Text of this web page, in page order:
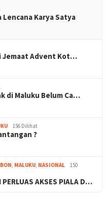
Lencana Karya Satya
Jemaat Advent Kot…
di Maluku Belum Ca…
156 Dilihat
?
, MALUKU, NASIONAL
150
PERLUAS AKSES PIALA D…